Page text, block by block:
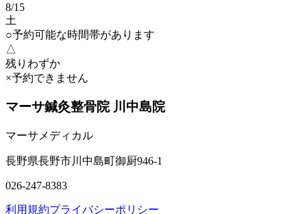
8/15
土
○予約可能な時間帯があります
△
残りわずか
×予約できません
マーサ鍼灸整骨院 川中島院
マーサメディカル
長野県長野市川中島町御厨946-1
026-247-8383
利用規約プライバシーポリシー